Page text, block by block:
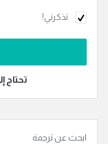
تذكرني!
تحتاج
ابحث عن ترجمة